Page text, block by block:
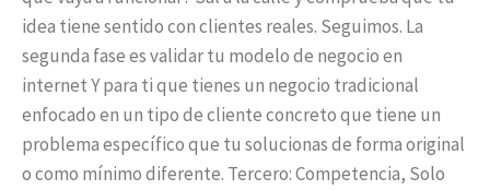
idea tiene sentido con clientes reales. Seguimos. La
segunda fase es validar tu modelo de negocio en
internet Y para ti que tienes un negocio tradicional
enfocado en un tipo de cliente concreto que tiene un
problema específico que tu solucionas de forma original
o como mínimo diferente. Tercero: Competencia, Solo